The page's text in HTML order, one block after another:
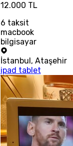
12.000 TL
6 taksit
macbook
bilgisayar
İstanbul , Ataşehir
ipad tablet